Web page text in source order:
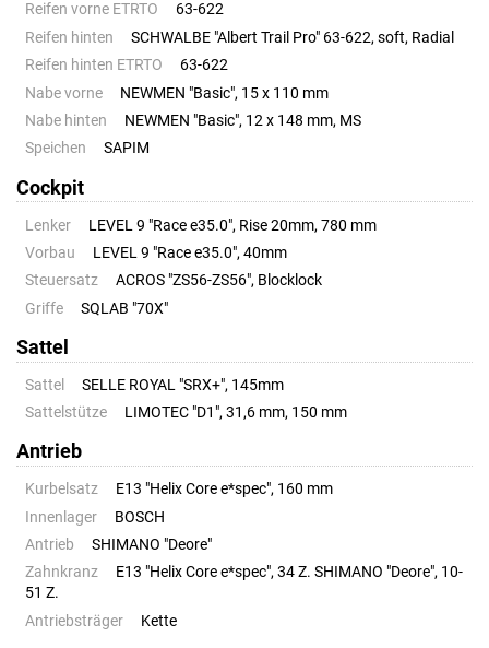
Reifen vorne ETRTO
63-622
Reifen hinten
SCHWALBE "Albert Trail Pro" 63-622, soft, Radial
Reifen hinten ETRTO
63-622
Nabe vorne
NEWMEN "Basic", 15 x 110 mm
Nabe hinten
NEWMEN "Basic", 12 x 148 mm, MS
Speichen
SAPIM
Cockpit
Lenker
LEVEL 9 "Race e35.0", Rise 20mm, 780 mm
Vorbau
LEVEL 9 "Race e35.0", 40mm
Steuersatz
ACROS "ZS56-ZS56", Blocklock
Griffe
SQLAB "70X"
Sattel
Sattel
SELLE ROYAL "SRX+", 145mm
Sattelstütze
LIMOTEC "D1", 31,6 mm, 150 mm
Antrieb
Kurbelsatz
E13 "Helix Core e*spec", 160 mm
Innenlager
BOSCH
Antrieb
SHIMANO "Deore"
Zahnkranz
E13 "Helix Core e*spec", 34 Z. SHIMANO "Deore", 10-
51 Z.
Antriebsträger
Kette